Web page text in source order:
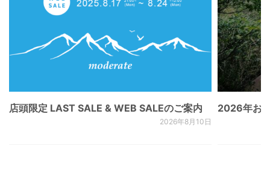
店頭限定 LAST SALE & WEB SALEのご案内
2026年8月10日
2026年お